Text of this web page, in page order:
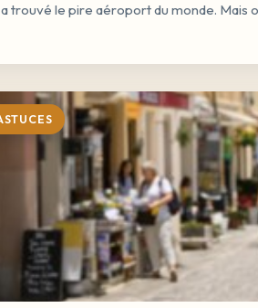
trouvé le pire aéroport du monde. Mais